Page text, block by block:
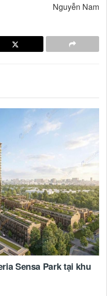
Nguyễn Nam
Sensa Park tại khu